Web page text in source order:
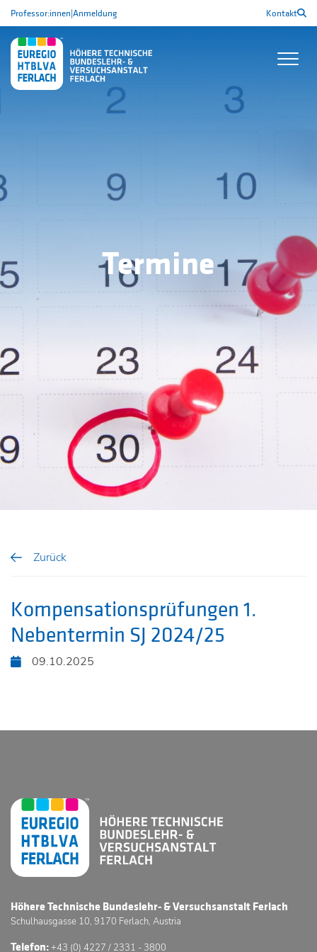
Professor:innen|Anmeldung Kontakt
Termine
Zurück
Kompensationsprüfungen 1.
Nebentermin SJ 2024/25
09.10.2025
Höhere Technische Bundeslehr- & Versuchsanstalt Ferlach
Schulhausgasse 10, 9170 Ferlach, Austria
Telefon:+43 (0) 4227 / 2331 - 3800